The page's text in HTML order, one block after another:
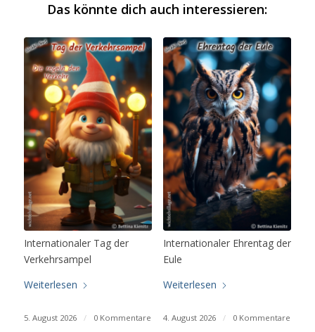
Das könnte dich auch interessieren:
Internationaler Tag der
Verkehrsampel
Weiterlesen
5. August 2026 / 0 Kommentare
Internationaler Ehrentag der
Eule
Weiterlesen
4. August 2026 / 0 Kommentare